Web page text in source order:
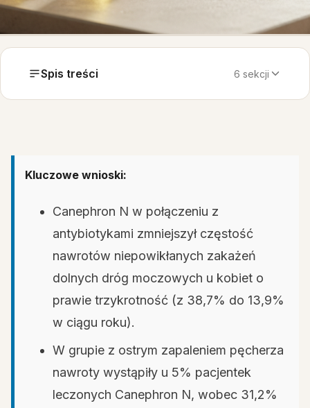
Spis treści 6 sekcji
Kluczowe wnioski:
Canephron N w połączeniu z
antybiotykami zmniejszył częstość
nawrotów niepowikłanych zakażeń
dolnych dróg moczowych u kobiet o
prawie trzykrotność (z 38,7% do 13,9%
w ciągu roku).
W grupie z ostrym zapaleniem pęcherza
nawroty wystąpiły u 5% pacjentek
leczonych Canephron N, wobec 31,2%